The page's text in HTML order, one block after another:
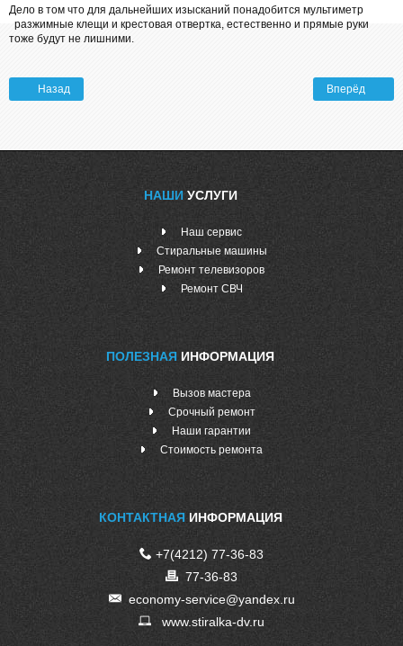
Дело в том что для дальнейших изысканий понадобится мультиметр
разжимные клещи и крестовая отвертка, естественно и прямые руки
тоже будут не лишними.
Назад Вперёд
НАШИУСЛУГИ
Наш сервис
Стиральные машины
Ремонт телевизоров
Ремонт СВЧ
ПОЛЕЗНАЯ ИНФОРМАЦИЯ
Вызов мастера
Срочный ремонт
Наши гарантии
Стоимость ремонта
КОНТАКТНАЯИНФОРМАЦИЯ
+7(4212) 77-36-83
77-36-83
economy-service@yandex.ru
www.stiralka-dv.ru